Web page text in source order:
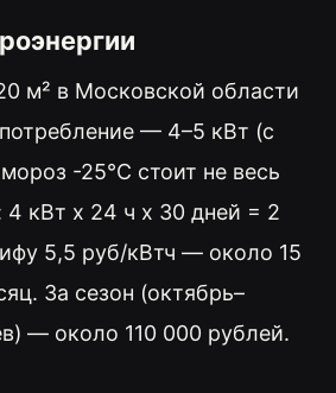
м² в Московской области
— 4–5 кВт (с
-25°C стоит не весь
4 кВт x 24 ч x 30 дней = 2
5,5 руб/кВтч — около 15
За сезон (октябрь–
— около 110 000 рублей.